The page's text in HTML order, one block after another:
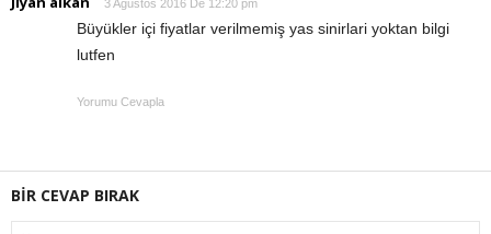
3 Ağustos 2016 De 12:20 pm
Büyükler içi fiyatlar verilmemiş yas sinirlari yoktan bilgi
lutfen
Yorumu Cevapla
BİR CEVAP BIRAK